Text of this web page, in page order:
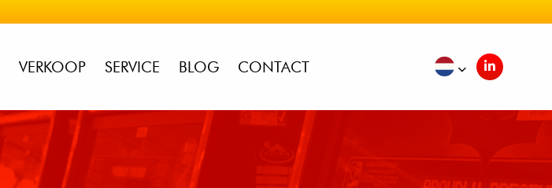
VERKOOP SERVICE BLOG CONTACT